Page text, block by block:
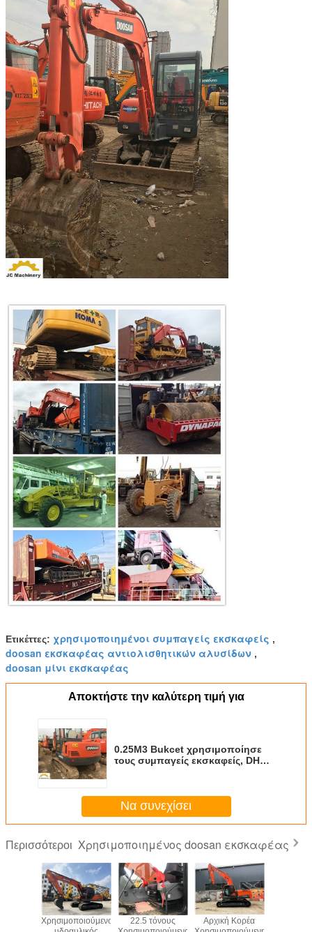
Ετικέττες: χρησιμοποιημένοι συμπαγείς εκσκαφείς ,
doosan εκσκαφέας αντιολισθητικών αλυσίδων ,
doosan μίνι εκσκαφέας
Αποκτήστε την καλύτερη τιμή για
0.25M3 Bukcet χρησιμοποίησε
τους συμπαγείς εκσκαφείς, DH55
Να συνεχίσει
Περισσότεροι Χρησιμοποιημένος doosan εκσκαφέας
Χρησιμοποιούμενος
22.5 τόνους
Αρχική Κορέα